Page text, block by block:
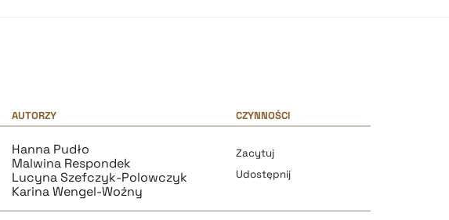
AUTORZY CZYNNOŚCI
Hanna Pudło
Malwina Respondek
Lucyna Szefczyk-Polowczyk
Karina Wengel-Woźny
Zacytuj
Udostępnij